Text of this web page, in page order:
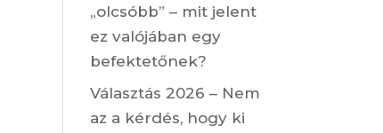
„olcsóbb” – mit jelent
ez valójában egy
befektetőnek?
Választás 2026 – Nem
az a kérdés, hogy ki